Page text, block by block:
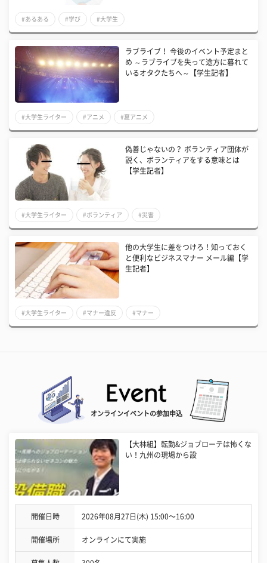
#あるある #学び #大学生
ラブライブ！ 今後のイベント予定まと
め ～ラブライブを失って途方に暮れて
いるオタクたちへ～【学生記者】
#大学生ライター #アニメ #夏アニメ
偽善じゃないの？ ボランティア団体が
説く、ボランティアをする意味とは
【学生記者】
#大学生ライター #ボランティア #災害
他の大学生に差をつけろ！知っておく
と便利なビジネスマナー メール編【学
生記者】
#大学生ライター #マナー違反 #マナー
オンラインイベントの参加申込
【大林組】転勤&ジョブローテは怖くな
い！九州の現場から設
開催日時 2026年08月27日(木) 15:00〜16:00
開催場所 オンラインにて実施